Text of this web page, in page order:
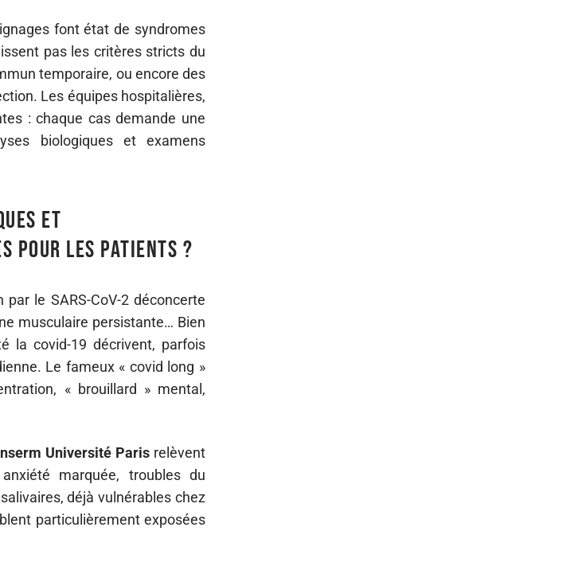
font état de syndromes
pas les critères stricts du
temporaire, ou encore des
Les équipes hospitalières,
: chaque cas demande une
biologiques et examens
et
pour les patients ?
le SARS-CoV-2 déconcerte
musculaire persistante… Bien
la covid-19 décrivent, parfois
Le fameux « covid long »
« brouillard » mental,
Université Parisrelèvent
marquée, troubles du
déjà vulnérables chez
particulièrement exposées